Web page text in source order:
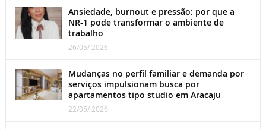
Ansiedade, burnout e pressão: por que a
NR-1 pode transformar o ambiente de
trabalho
26/05/ 2026
Mudanças no perfil familiar e demanda por
serviços impulsionam busca por
apartamentos tipo studio em Aracaju
22/05/ 2026